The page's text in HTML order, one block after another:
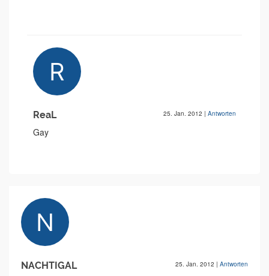
ReaL 25. Jan. 2012 | Antworten
Gay
NACHTIGAL 25. Jan. 2012 | Antworten